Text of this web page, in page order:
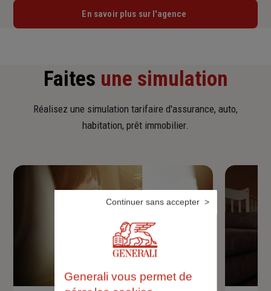
En savoir plus sur l'agence
Faites une simulation
Réalisez une simulation tarifaire d'assurance, auto,
habitation, prêt immobilier.
Generali vous permet de
Continuer sans accepter